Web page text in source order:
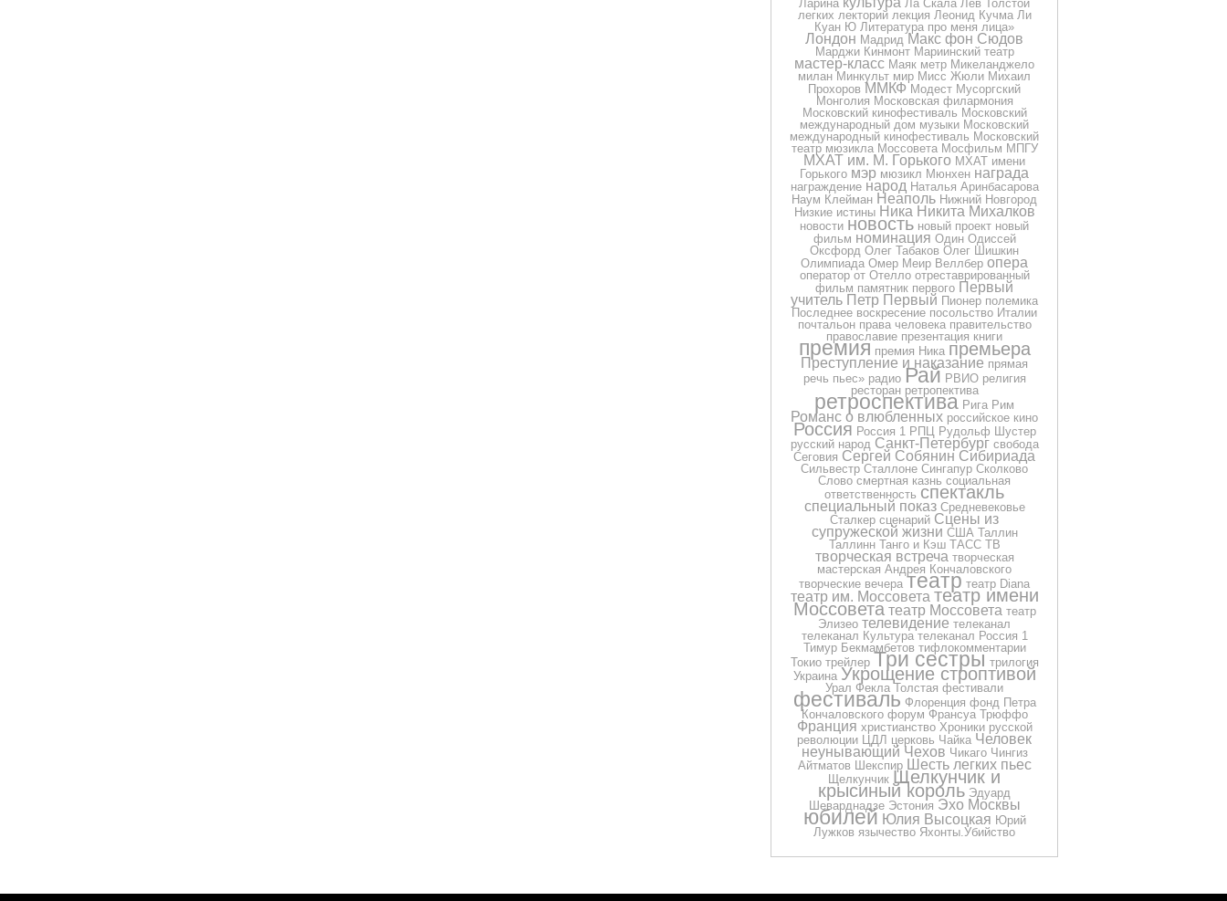
Ларина
Ла Скала Лев Толстой
легких лекторий лекция Леонид Кучма Ли
Куан Ю Литература про меня лица»
Лондон Мадрид Макс фон Сюдов
Марджи Кинмонт Мариинский театр
мастер-класс Маяк метр Микеланджело
милан Минкульт мир Мисс Жюли Михаил
Прохоров ММКФ Модест Мусоргский
Монголия Московская филармония
Московский кинофестиваль Московский
международный дом музыки Московский
международный кинофестиваль Московский
театр мюзикла Моссовета Мосфильм МПГУ
МХАТ им. М. Горького МХАТ имени
Горького мэр мюзикл Мюнхен награда
награждение народ Наталья Аринбасарова
Наум Клейман Неаполь Нижний Новгород
Низкие истины Ника Никита Михалков
новости новость новый проект новый
фильм номинация Один Одиссей
Оксфорд Олег Табаков Олег Шишкин
Олимпиада Омер Меир Веллбер опера
оператор от Отелло отреставрированный
фильм памятник первого Первый
учитель Петр Первый Пионер полемика
Последнее воскресение посольство Италии
почтальон права человека правительство
православие презентация книги
премия премия Ника премьера
Преступление и наказание прямая
речь пьес» радио Рай РВИО религия
ресторан ретропектива
ретроспектива Рига Рим
Романс о влюбленных российское кино
Россия Россия 1 РПЦ Рудольф Шустер
русский народ Санкт-Петербург свобода
Сеговия Сергей Собянин Сибириада
Сильвестр Сталлоне Сингапур Сколково
Слово смертная казнь социальная
ответственность спектакль
специальный показ Средневековье
Сталкер сценарий Сцены из
супружеской жизни США Таллин
Таллинн Танго и Кэш ТАСС ТВ
творческая встреча творческая
мастерская Андрея Кончаловского
творческие вечера театр театр Diana
театр им. Моссовета театр имени
Моссовета театр Моссовета театр
Элизео телевидение телеканал
телеканал Культура телеканал Россия 1
Тимур Бекмамбетов тифлокомментарии
Токио трейлер Три сестры трилогия
Украина Укрощение строптивой
Урал Фекла Толстая фестивали
фестиваль Флоренция фонд Петра
Кончаловского форум Франсуа Трюффо
Франция христианство Хроники русской
революции ЦДЛ церковь Чайка Человек
неунывающий Чехов Чикаго Чингиз
Айтматов Шекспир Шесть легких пьес
Щелкунчик Щелкунчик и
крысиный король Эдуард
Шеварднадзе Эстония Эхо Москвы
юбилей Юлия Высоцкая Юрий
Лужков язычество Яхонты.Убийство